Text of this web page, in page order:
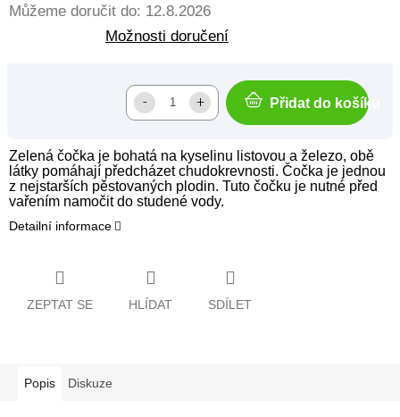
Můžeme doručit do: 12.8.2026
Možnosti doručení
Přidat do košíku
Zelená čočka je bohatá na kyselinu listovou a železo, obě
látky pomáhají předcházet chudokrevnosti. Čočka je jednou
z nejstarších pěstovaných plodin. Tuto čočku je nutné před
vařením namočit do studené vody.
Detailní informace
ZEPTAT SE HLÍDAT SDÍLET
Popis Diskuze